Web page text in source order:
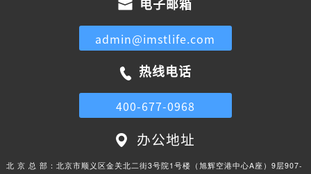
电子邮箱
admin@imstlife.com
热线电话
400-677-0968
办公地址
北 京 总 部： 北京市顺义区金关北二街3号院1号楼（旭辉空港中心A座）9层907-